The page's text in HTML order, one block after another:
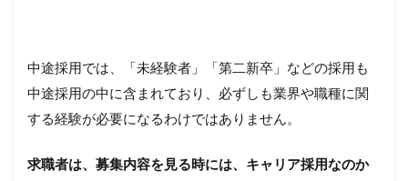
開発
がお
すす
5
中途採用では、「未経験者」「第二新卒」などの採用も
中途採用の中に含まれており、必ずしも業界や職種に関
する経験が必要になるわけではありません。
求職者は、募集内容を見る時には、キャリア採用なのか